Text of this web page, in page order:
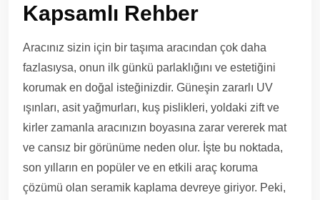
Kapsamlı Rehber
Aracınız sizin için bir taşıma aracından çok daha
fazlasıysa, onun ilk günkü parlaklığını ve estetiğini
korumak en doğal isteğinizdir. Güneşin zararlı UV
ışınları, asit yağmurları, kuş pislikleri, yoldaki zift ve
kirler zamanla aracınızın boyasına zarar vererek mat
ve cansız bir görünüme neden olur. İşte bu noktada,
son yılların en popüler ve en etkili araç koruma
çözümü olan seramik kaplama devreye giriyor. Peki,